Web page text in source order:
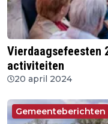
Vierdaagsefeesten
activiteiten
20 april 2024
Gemeenteberichten